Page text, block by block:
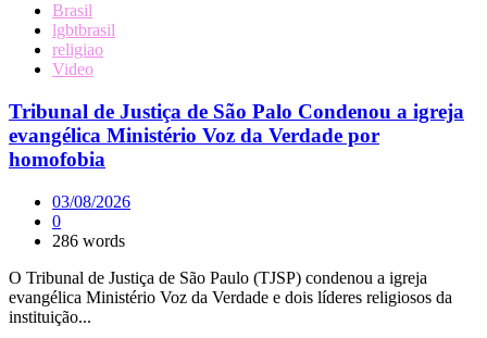
Brasil
lgbtbrasil
religiao
Video
Tribunal de Justiça de São Palo Condenou a igreja
evangélica Ministério Voz da Verdade por
homofobia
03/08/2026
0
286 words
O Tribunal de Justiça de São Paulo (TJSP) condenou a igreja
evangélica Ministério Voz da Verdade e dois líderes religiosos da
instituição...